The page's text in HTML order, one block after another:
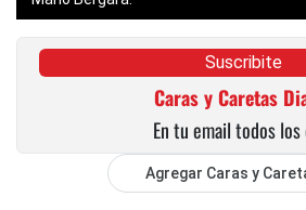
Suscribite
Caras y Caretas
En tu email todos los
Agregar Caras y